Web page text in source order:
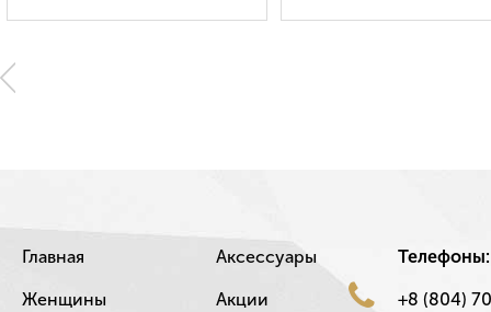
Главная
Женщины
Аксессуары
Акции
Телефоны:
+8 (804)